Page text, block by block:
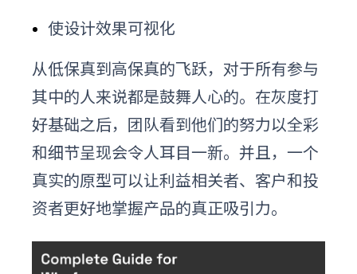
使设计效果可视化
从低保真到高保真的飞跃，对于所有参与
其中的人来说都是鼓舞人心的。在灰度打
好基础之后，团队看到他们的努力以全彩
和细节呈现会令人耳目一新。 并且，一个
真实的原型可以让利益相关者、客户和投
资者更好地掌握产品的真正吸引力。